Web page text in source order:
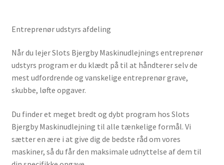
Ønskeliste
Password nulstilling
Privatlivspolitik
Rabatløsning
Rettigheder som vikar
Entreprenør udstyrs afdeling
Når du lejer Slots Bjergby Maskinudlejnings entreprenør
udstyrs program er du klædt på til at håndterer selv de
mest udfordrende og vanskelige entreprenør grave,
skubbe, løfte opgaver.
Du finder et meget bredt og dybt program hos Slots
Bjergby Maskinudlejning til alle tænkelige formål. Vi
sætter en ære i at give dig de bedste råd om vores
maskiner, så du får den maksimale udnyttelse af dem til